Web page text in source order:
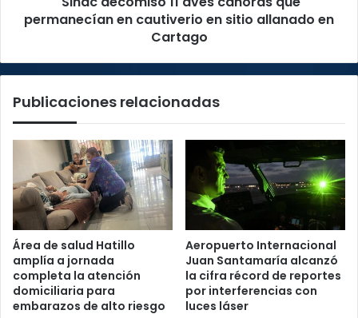
sitio
Cartago
permanecían en cautiverio en sitio allanado en
Cartago
Publicaciones relacionadas
Área de salud Hatillo
amplía a jornada
completa la atención
domiciliaria para
embarazos de alto riesgo
Aeropuerto Internacional
Juan Santamaría alcanzó
la cifra récord de reportes
por interferencias con
luces láser